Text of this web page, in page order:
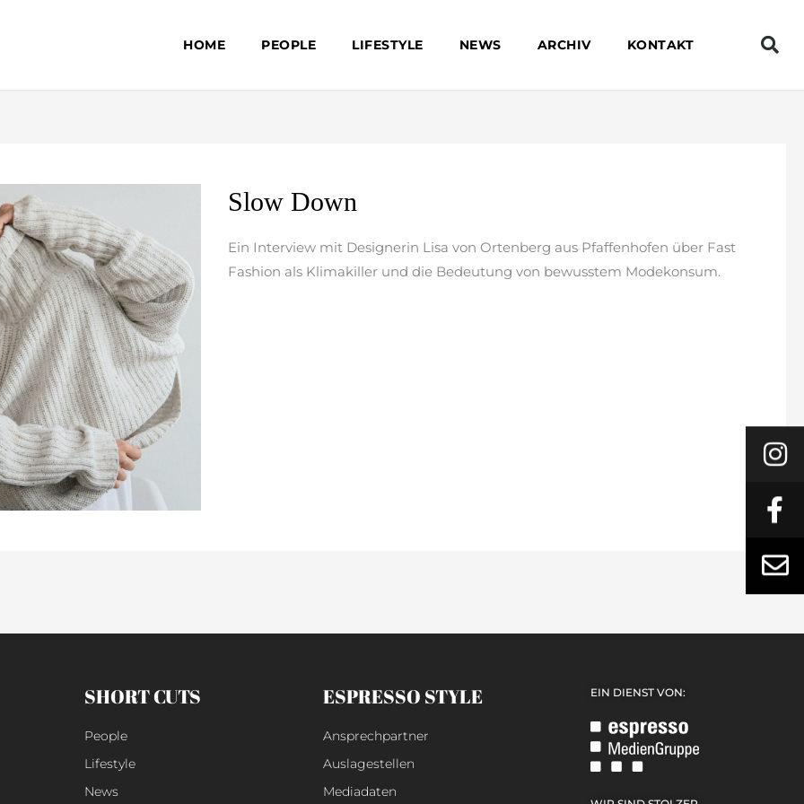
HOME PEOPLE LIFESTYLE NEWS ARCHIV KONTAKT
Slow Down
Ein Interview mit Designerin Lisa von Ortenberg aus Pfaffenhofen über Fast
Fashion als Klimakiller und die Bedeutung von bewusstem Modekonsum.
Slow
SHORT CUTS
People
Lifestyle
News
ESPRESSO STYLE
Ansprechpartner
Auslagestellen
Mediadaten
EIN DIENST VON: